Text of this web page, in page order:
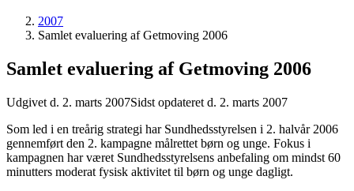
2007
Samlet evaluering af Getmoving 2006
Samlet evaluering af Getmoving 2006
Udgivet d. 2. marts 2007Sidst opdateret d. 2. marts 2007
Som led i en treårig strategi har Sundhedsstyrelsen i 2. halvår 2006
gennemført den 2. kampagne målrettet børn og unge. Fokus i
kampagnen har været Sundhedsstyrelsens anbefaling om mindst 60
minutters moderat fysisk aktivitet til børn og unge dagligt.